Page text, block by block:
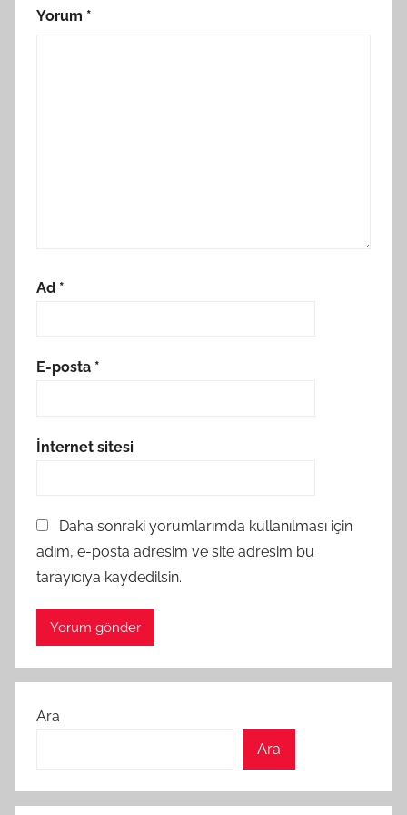
Yorum *
Ad *
E-posta *
İnternet sitesi
Daha sonraki yorumlarımda kullanılması için
adım, e-posta adresim ve site adresim bu
tarayıcıya kaydedilsin.
Ara
Ara